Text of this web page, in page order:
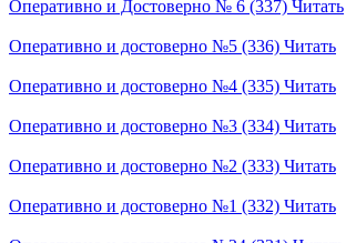
Оперативно и Достоверно № 6 (337) Читать
Оперативно и достоверно №5 (336) Читать
Оперативно и достоверно №4 (335) Читать
Оперативно и достоверно №3 (334) Читать
Оперативно и достоверно №2 (333) Читать
Оперативно и достоверно №1 (332) Читать